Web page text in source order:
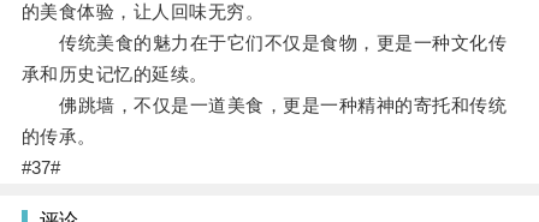
的美食体验，让人回味无穷。
传统美食的魅力在于它们不仅是食物，更是一种文化传
承和历史记忆的延续。
佛跳墙，不仅是一道美食，更是一种精神的寄托和传统
的传承。
#37#